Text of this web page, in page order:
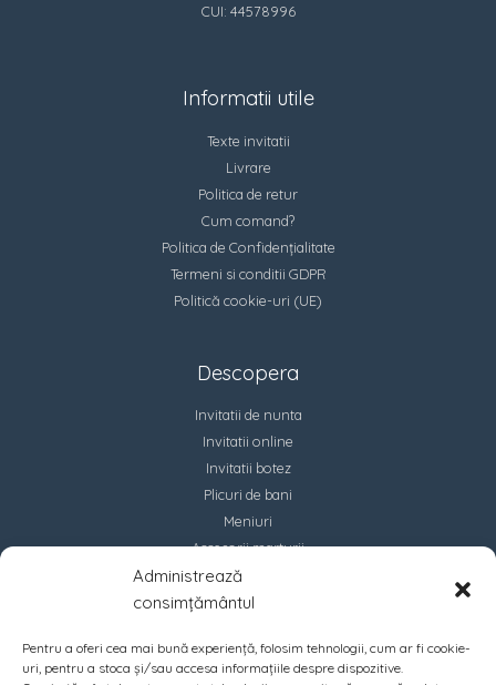
Administrează
consimțământul
Pentru a oferi cea mai bună experiență, folosim tehnologii, cum ar fi cookie-
uri, pentru a stoca și/sau accesa informațiile despre dispozitive.
CUI: 44578996
Informatii utile
Texte invitatii
Livrare
Politica de retur
Cum comand?
Politica de Confidențialitate
Termeni si conditii GDPR
Politică cookie-uri (UE)
Descopera
Invitatii de nunta
Invitatii online
Invitatii botez
Plicuri de bani
Meniuri
Accesorii marturii
Contact